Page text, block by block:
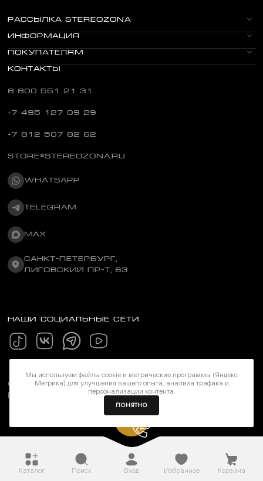
Каталог Поиск Вход Избранное Корзина
РАССЫЛКА STEREOZONA
ИНФОРМАЦИЯ
ПОКУПАТЕЛЯМ
КОНТАКТЫ
8 800 551 21 31
+7 495 127 09 29
+7 812 507 82 62
STORE@STEREOZONA.RU
WHATSAPP
TELEGRAM
MAX
САНКТ-ПЕТЕРБУРГ,
ЛИГОВСКИЙ ПР-Т, 63
НАШИ СОЦИАЛЬНЫЕ СЕТИ
©Stereozona 2026. Все права защищены
Политика конфиденциальности
Мы используем файлы cookie и метрические программы (Яндекс
Метрика) для улучшения вашего опыта, анализа трафика и
персонализации контента.
ПОНЯТНО